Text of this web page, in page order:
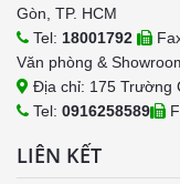
Gòn, TP. HCM
Tel: 18001792
Văn phòng &
Địa chỉ: 175 Trường
Tel: 0916258589
LIÊN KẾT